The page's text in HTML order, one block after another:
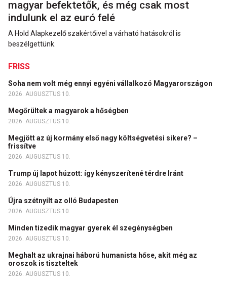
magyar befektetők, és még csak most
indulunk el az euró felé
A Hold Alapkezelő szakértőivel a várható hatásokról is
beszélgettünk.
FRISS
Soha nem volt még ennyi egyéni vállalkozó Magyarországon
2026. AUGUSZTUS 10.
Megőrültek a magyarok a hőségben
2026. AUGUSZTUS 10.
Megjött az új kormány első nagy költségvetési sikere? –
frissítve
2026. AUGUSZTUS 10.
Trump új lapot húzott: így kényszerítené térdre Iránt
2026. AUGUSZTUS 10.
Újra szétnyílt az olló Budapesten
2026. AUGUSZTUS 10.
Minden tizedik magyar gyerek él szegénységben
2026. AUGUSZTUS 10.
Meghalt az ukrajnai háború humanista hőse, akit még az
oroszok is tiszteltek
2026. AUGUSZTUS 10.